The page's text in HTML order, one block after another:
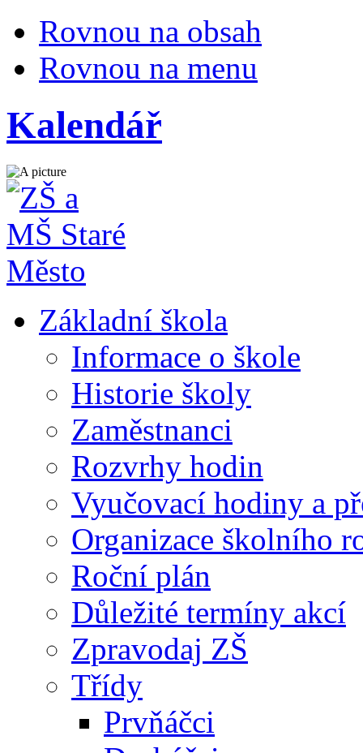
Rovnou na obsah
Rovnou na menu
Kalendář
Základní škola
Informace o škole
Historie školy
Zaměstnanci
Rozvrhy hodin
Vyučovací hodiny a
Organizace školního
Roční plán
Důležité termíny akcí
Zpravodaj ZŠ
Třídy
Prvňáčci